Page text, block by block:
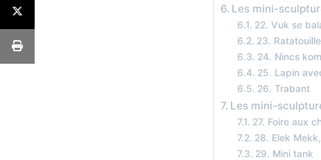
Les mini-
22. Vuk se
23. Ratatouille
24. Nincs
25. Lapin
26. Trabant
Les mini-
27. Foire aux
28. Elek
29. Mini tank